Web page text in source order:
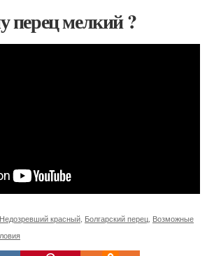
перец мелкий ?
Недозревший красный, Болгарский перец, Возможные